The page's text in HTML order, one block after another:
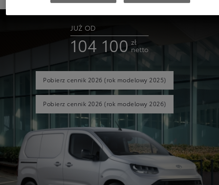
JUŻ OD
104 100 zł
netto
Pobierz cennik 2026(rok modelowy 2025)
Pobierz cennik 2026(rok modelowy 2026)